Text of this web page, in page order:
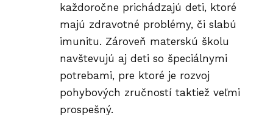
každoročne prichádzajú deti, ktoré
majú zdravotné problémy, či slabú
imunitu. Zároveň materskú školu
navštevujú aj deti so špeciálnymi
potrebami, pre ktoré je rozvoj
pohybových zručností taktiež veľmi
prospešný.